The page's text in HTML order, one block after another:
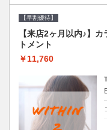
【早割優待】
【来店2ヶ月以内♪】
トメント
￥11,760